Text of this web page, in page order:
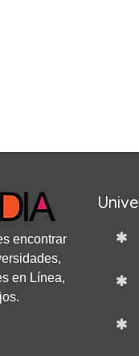
encontrar
en Línea,